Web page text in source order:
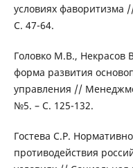
условиях фаворитизма
С. 47-64.
Головко М.В., Некрасов
форма развития
управления //
№5. – С. 125-132.
Гостева С.Р.
противодействия